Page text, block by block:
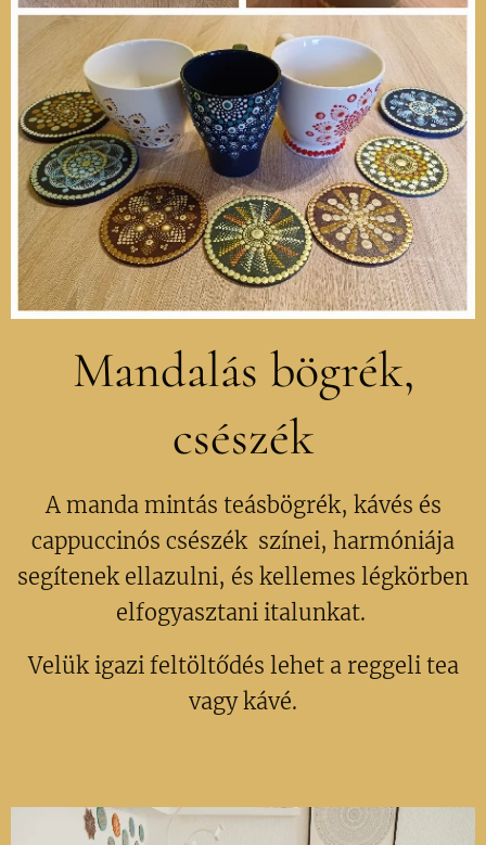
Mandalás bögrék,
csészék
A manda mintás teásbögrék, kávés és
cappuccinós csészék színei, harmóniája
segítenek ellazulni, és kellemes légkörben
elfogyasztani italunkat.
Velük igazi feltöltődés lehet a reggeli tea
vagy kávé.